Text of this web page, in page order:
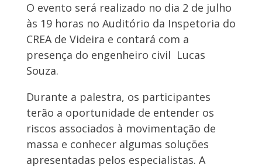
O evento será realizado no dia 2 de julho
às 19 horas no Auditório da Inspetoria do
CREA de Videira e contará com a
presença do engenheiro civil Lucas
Souza.
Durante a palestra, os participantes
terão a oportunidade de entender os
riscos associados à movimentação de
massa e conhecer algumas soluções
apresentadas pelos especialistas. A